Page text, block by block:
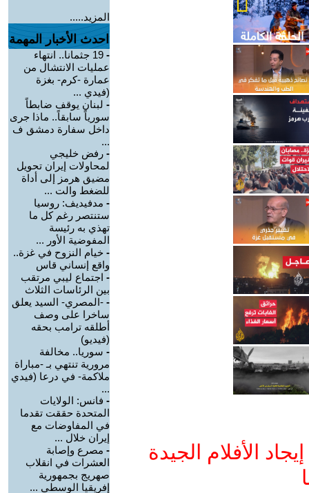
الأفلام الجيدة
المزيد.....
احدث الأخبار المهمة
-
19 جثمانا.. انتهاء
عمليات الانتشال من
عمارة -كرم- بغزة
(فيدي ...
- لبنان يوقف ضابطاً
سورياً سابقاً.. ماذا جرى
داخل سفارة دمشق ف
...
- رفض خليجي
لمحاولات إيران تحويل
مضيق هرمز إلى أداة
للضغط والت ...
- مدفيديف: روسيا
ستنتصر رغم كل ما
تهذي به رئيسة
المفوضية الأور ...
- خيام النزوح في غزة..
واقع إنساني قاس
- اجتماع ليبي مرتقب
بين الرئاسات الثلاث
- -المصري- السيد يعلق
ساخرا على وصف
أطلقه ترامب بحقه
(فيديو)
- سوريا.. مخالفة
مرورية تنتهي بـ -مباراة
ملاكمة- في درعا (فيدي
...
- فانس: الولايات
المتحدة حققت تقدما
في المفاوضات مع
إيران خلال ...
- مصرع وإصابة
العشرات في انقلاب
صهريج بجمهورية
إفريقيا الوسطى ...